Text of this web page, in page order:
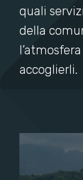
quali
della
accoglierli.